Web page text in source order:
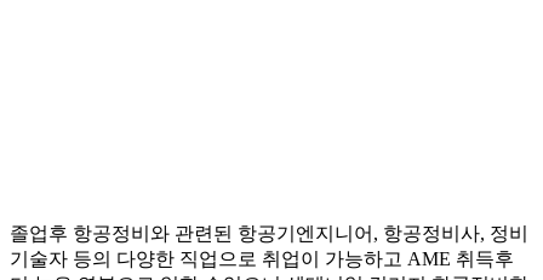
졸업후 항공정비와 관련된 항공기엔지니어, 항공정비사, 정비
기술자 등의 다양한 직업으로 취업이 가능하고 AME 취득후